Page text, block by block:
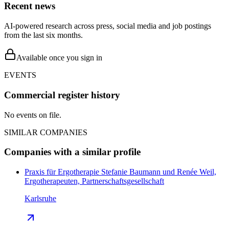
Recent news
AI-powered research across press, social media and job postings
from the last six months.
Available once you sign in
EVENTS
Commercial register history
No events on file.
SIMILAR COMPANIES
Companies with a similar profile
Praxis für Ergotherapie Stefanie Baumann und Renée Weil,
Ergotherapeuten, Partnerschaftsgesellschaft
Karlsruhe